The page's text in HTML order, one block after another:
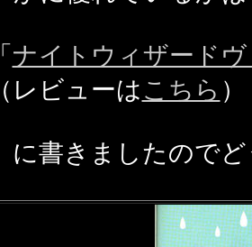
「 ナイトウィザード
（レビューはこちら ）
に書きましたのでど